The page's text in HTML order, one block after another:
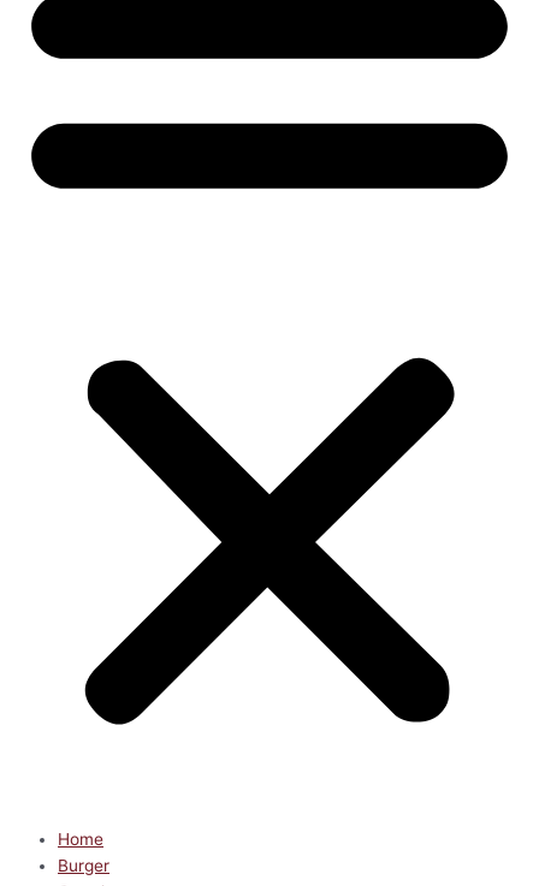
Home
Burger